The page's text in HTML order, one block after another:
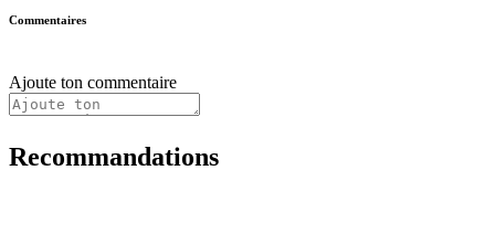
Commentaires
Ajoute ton commentaire
Recommandations